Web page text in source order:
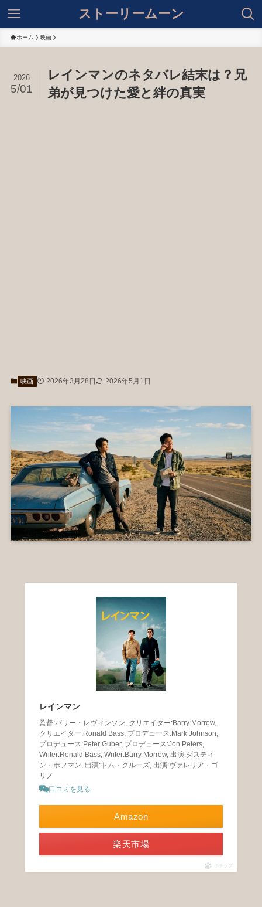
ストーリームーン
ホーム 映画
レインマンのネタバレ結末は？兄
弟が見つけた愛と絆の真実
2026
5/01
映画 2026年3月28日 2026年5月1日
レインマン
監督:バリー・レヴィンソン, クリエイター:Barry Morrow,
クリエイター:Ronald Bass, プロデュース:Mark Johnson,
プロデュース:Peter Guber, プロデュース:Jon Peters,
Writer:Ronald Bass, Writer:Barry Morrow, 出演:ダスティ
ン・ホフマン, 出演:トム・クルーズ, 出演:ヴァレリア・ゴ
リノ
口コミを見る
Amazon
楽天市場
ポチップ